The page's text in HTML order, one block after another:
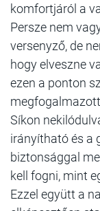
komfortjáról a
Persze nem
versenyző, de
hogy elveszne
ezen a ponton
Síkon
irányítható és a
biztonsággal
kell fogni, mint
Ezzel együtt a